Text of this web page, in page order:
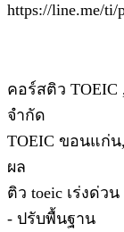
https://line.me/ti/
คอร์สติว TOEIC
จำกัด
TOEIC ขอนแก่
ผล
ติว toeic เร่งด่ว
- ปรับพื้นฐาน